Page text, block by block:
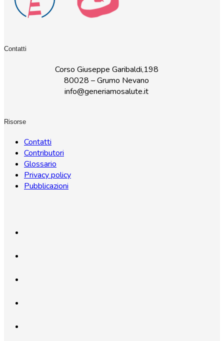
Contatti
Corso Giuseppe Garibaldi,198
80028 – Grumo Nevano
info@generiamosalute.it
Risorse
Contatti
Contributori
Glossario
Privacy policy
Pubblicazioni